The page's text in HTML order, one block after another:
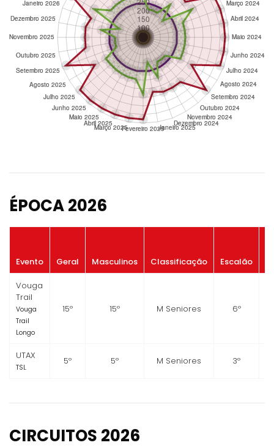
ÉPOCA 2026
Evento Geral Masculinos Classificação Escalão
Vouga
Trail
Vouga
Trail
Longo
15º 15º M Seniores 6º
UTAX
TSL
5º 5º M Seniores 3º
CIRCUITOS 2026